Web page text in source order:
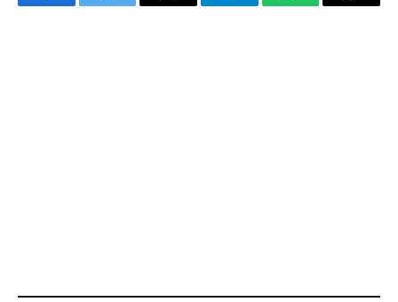
FacebookTwitter Email TelegramWhatsAppCopy